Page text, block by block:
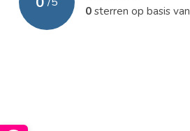
0sterren op basis van